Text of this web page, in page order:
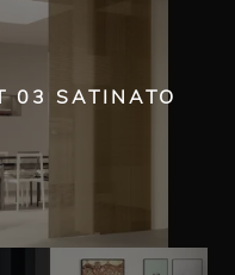
03 SATINATO